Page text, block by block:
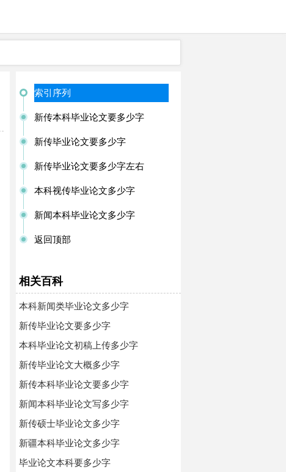
索引序列
新传本科毕业论文要多少字
新传毕业论文要多少字
新传毕业论文要多少字左右
本科视传毕业论文多少字
新闻本科毕业论文多少字
返回顶部
相关百科
本科新闻类毕业论文多少字
新传毕业论文要多少字
本科毕业论文初稿上传多少字
新传毕业论文大概多少字
新传本科毕业论文要多少字
新闻本科毕业论文写多少字
新传硕士毕业论文多少字
新疆本科毕业论文多少字
毕业论文本科要多少字